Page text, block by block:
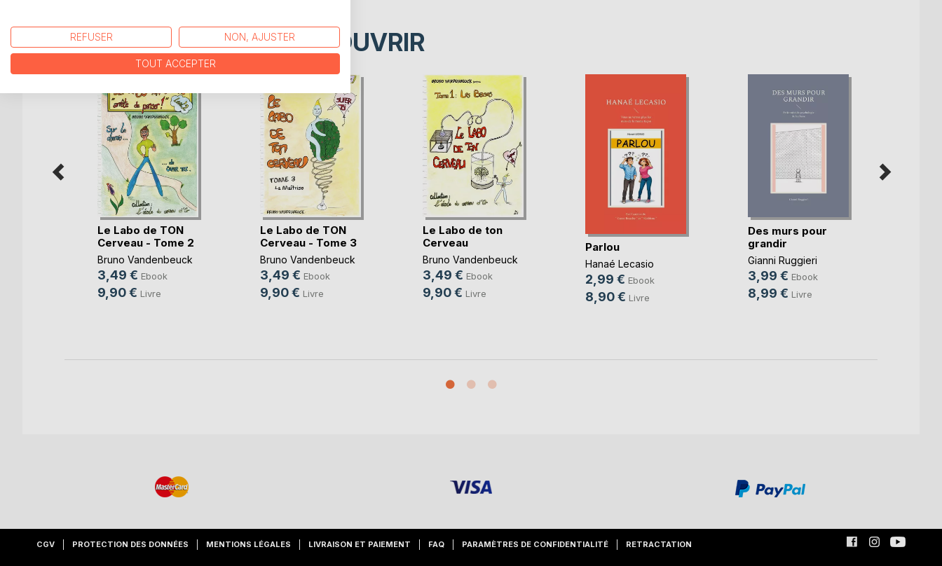
D’AUTRES TITRES À DÉCOUVRIR
Le Labo de TON
Cerveau - Tome 2
Bruno Vandenbeuck
3,49 € Ebook
9,90 € Livre
Le Labo de TON
Cerveau - Tome 3
Bruno Vandenbeuck
3,49 € Ebook
9,90 € Livre
Le Labo de ton
Cerveau
Bruno Vandenbeuck
3,49 € Ebook
9,90 € Livre
Parlou
Hanaé Lecasio
2,99 € Ebook
8,90 € Livre
Des murs pour
grandir
Gianni Ruggieri
3,99 € Ebook
8,99 € Livre
CGV PROTECTION DES DONNÉES MENTIONS LÉGALES LIVRAISON ET PAIEMENT FAQ PARAMÈTRES DE CONFIDENTIALITÉ RETRACTATION
REFUSER NON, AJUSTER
TOUT ACCEPTER